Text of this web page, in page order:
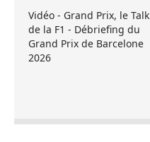
Vidéo - Grand Prix, le Talk
de la F1 - Débriefing du
Grand Prix de Barcelone
2026